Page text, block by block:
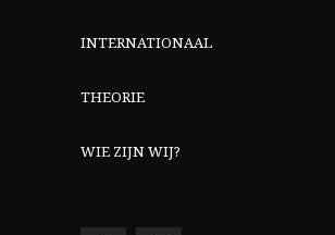
INTERNATIONAAL
THEORIE
WIE ZIJN WIJ?